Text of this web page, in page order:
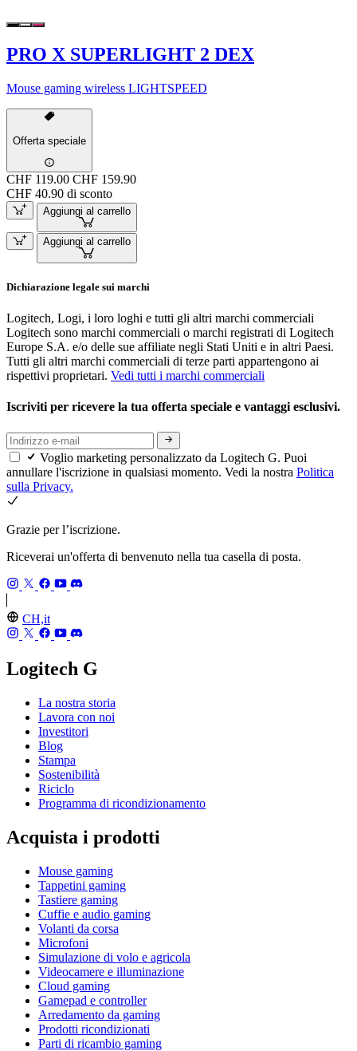
PRO X SUPERLIGHT 2 DEX
Mouse gaming wireless LIGHTSPEED
Offerta speciale
CHF 119.00 CHF 159.90
CHF 40.90 di sconto
Aggiungi al carrello
Aggiungi al carrello
Dichiarazione legale sui marchi
Logitech, Logi, i loro loghi e tutti gli altri marchi commerciali
Logitech sono marchi commerciali o marchi registrati di Logitech
Europe S.A. e/o delle sue affiliate negli Stati Uniti e in altri Paesi.
Tutti gli altri marchi commerciali di terze parti appartengono ai
rispettivi proprietari. Vedi tutti i marchi commerciali
Iscriviti per ricevere la tua offerta speciale e vantaggi esclusivi.
Voglio marketing personalizzato da Logitech G. Puoi
annullare l'iscrizione in qualsiasi momento. Vedi la nostra Politica
sulla Privacy.
Grazie per l’iscrizione.
Riceverai un'offerta di benvenuto nella tua casella di posta.
CH,it
Logitech G
La nostra storia
Lavora con noi
Investitori
Blog
Stampa
Sostenibilità
Riciclo
Programma di ricondizionamento
Acquista i prodotti
Mouse gaming
Tappetini gaming
Tastiere gaming
Cuffie e audio gaming
Volanti da corsa
Microfoni
Simulazione di volo e agricola
Videocamere e illuminazione
Cloud gaming
Gamepad e controller
Arredamento da gaming
Prodotti ricondizionati
Parti di ricambio gaming